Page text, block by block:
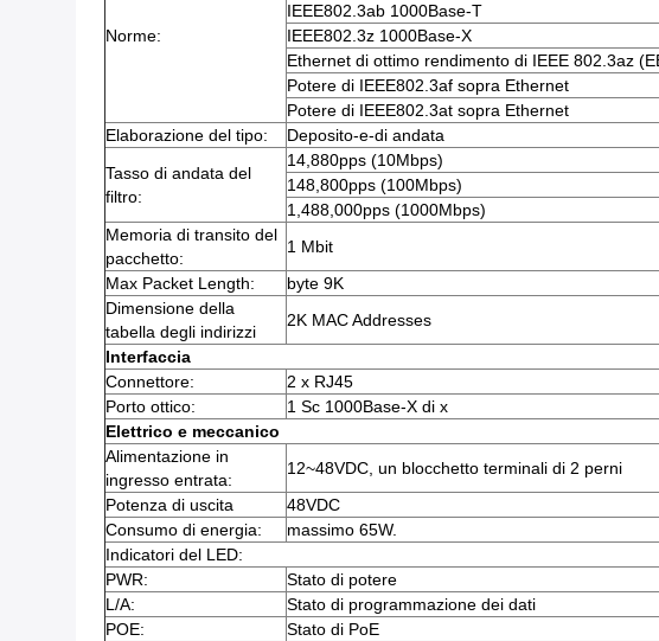
Norme:
IEEE802.3ab 1000Base-T
IEEE802.3z 1000Base-X
Ethernet di ottimo rendimento di IEEE 802.3az
Potere di IEEE802.3af sopra Ethernet
Potere di IEEE802.3at sopra Ethernet
Elaborazione del tipo:
Deposito-e-di andata
Tasso di andata del
filtro:
14,880pps (10Mbps)
148,800pps (100Mbps)
1,488,000pps (1000Mbps)
Memoria di transito del
pacchetto:
1 Mbit
Max Packet Length:
byte 9K
Dimensione della
tabella degli indirizzi
2K MAC Addresses
Interfaccia
Connettore:
2 x RJ45
Porto ottico:
1 Sc 1000Base-X di x
Elettrico e meccanico
Alimentazione in
ingresso entrata:
12~48VDC, un blocchetto terminali di 2 perni
Potenza di uscita
48VDC
Consumo di energia:
massimo 65W.
Indicatori del LED:
PWR:
Stato di potere
L/A:
Stato di programmazione dei dati
POE:
Stato di PoE